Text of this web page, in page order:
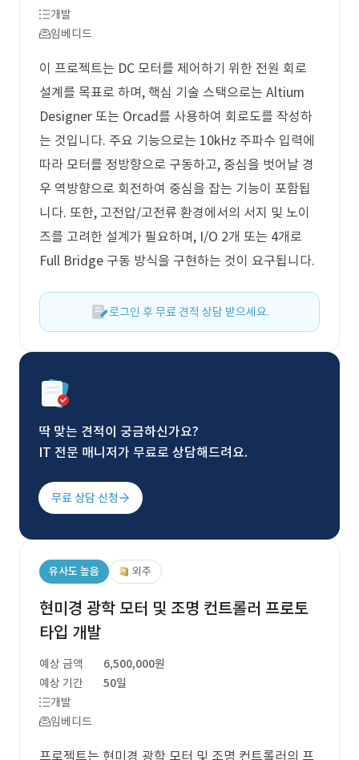
개발
임베디드
이 프로젝트는 DC 모터를 제어하기 위한 전원 회로
설계를 목표로 하며, 핵심 기술 스택으로는 Altium
Designer 또는 Orcad를 사용하여 회로도를 작성하
는 것입니다. 주요 기능으로는 10kHz 주파수 입력에
따라 모터를 정방향으로 구동하고, 중심을 벗어날 경
우 역방향으로 회전하여 중심을 잡는 기능이 포함됩
니다. 또한, 고전압/고전류 환경에서의 서지 및 노이
즈를 고려한 설계가 필요하며, I/O 2개 또는 4개로
Full Bridge 구동 방식을 구현하는 것이 요구됩니다.
로그인 후 무료 견적 상담 받으세요.
딱 맞는 견적이 궁금하신가요?
IT 전문 매니저가 무료로 상담해드려요.
무료 상담 신청
유사도 높음 외주
현미경 광학 모터 및 조명 컨트롤러 프로토
타입 개발
예상 금액
6,500,000원
예상 기간
50일
개발
임베디드
프로젝트는 현미경 광학 모터 및 조명 컨트롤러의 프